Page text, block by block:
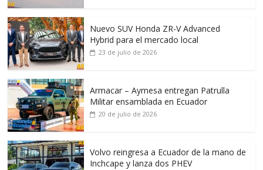
Nuevo SUV Honda ZR-V Advanced
Hybrid para el mercado local
23 de julio de 2026
Armacar – Aymesa entregan Patrulla
Militar ensamblada en Ecuador
20 de julio de 2026
Volvo reingresa a Ecuador de la mano de
Inchcape y lanza dos PHEV